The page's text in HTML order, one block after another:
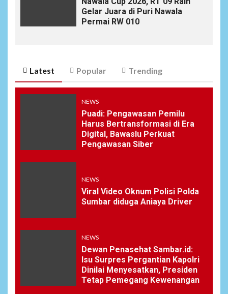
Gelar Juara di Puri Nawala
Permai RW 010
Latest Popular Trending
NEWS
Puadi: Pengawasan Pemilu
Harus Bertransformasi di Era
Digital, Bawaslu Perkuat
Pengawasan Siber
NEWS
Viral Video Oknum Polisi Polda
Sumbar diduga Aniaya Driver
NEWS
Dewan Penasehat Sambar.id:
Isu Surpres Pergantian Kapolri
Dinilai Menyesatkan, Presiden
Tetap Pemegang Kewenangan